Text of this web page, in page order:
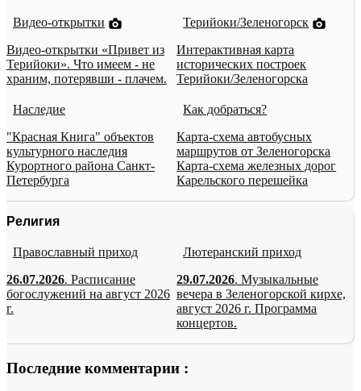
Видео-открытки
Видео-открытки «Привет из
Терийоки». Что имеем - не
храним, потерявши - плачем.
Терийоки/Зеленогорск
Интерактивная карта
исторических построек
Терийоки/Зеленогорска
Наследие
"Красная Книга" объектов
культурного наследия
Курортного района Санкт-
Петербурга
Как добраться?
Карта-схема автобусных
маршрутов от Зеленогорска
Карта-схема железных дорог
Карельского перешейка
Религия
Православный приход
26.07.2026. Расписание
богослужений на август 2026
г.
Лютеранский приход
29.07.2026. Музыкальные
вечера в Зеленогорской кирхе,
август 2026 г. Программа
концертов.
Последние комментарии :